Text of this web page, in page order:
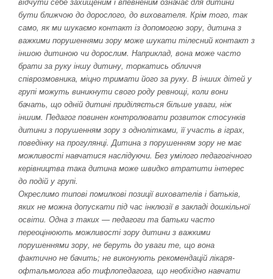
бути ближчою до дорослого, до вихователя. Крім того, так
само, як ми шукаємо контакт із допомогою зору, дитина з
важкими порушеннями зору може шукати тілесний контакт з
іншою дитиною чи дорослим. Наприклад, вона може часто
брати за руку іншу дитину, торкатись обличчя
співрозмовника, міцно тримати його за руку. В інших дітей у
групі можуть виникнути свого роду ревнощі, коли вони
бачать, що одній дитині приділяється більше уваги, ніж
іншим. Педагог повинен контролювати розвиток стосунків
дитини з порушенням зору з однолітками, її участь в іграх,
поведінку на прогулянці. Дитина з порушенням зору не має
можливості навчатися наслідуючи. Без умілого педагогічного
керівництва така дитина може швидко втратити інтерес
до подій у групі.
Окреслимо типові помилкові позиції вихователів і батьків,
яких не можна допускати під час інклюзії в закладі дошкільної
освіти. Одна з таких — педагоги та батьки часто
переоцінюють можливості зору дитини з важкими
порушеннями зору, не беруть до уваги те, що вона
фактично не бачить; не виконують рекомендацій лікаря-
офтальмолога або тифлопедагога, що необхідно навчати